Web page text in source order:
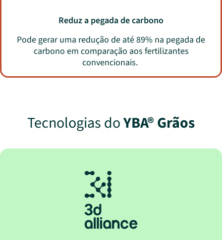
Reduz a pegada de carbono
Pode gerar uma redução de até 89% na pegada de
carbono em comparação aos fertilizantes
convencionais.
Tecnologias doYBA® Grãos